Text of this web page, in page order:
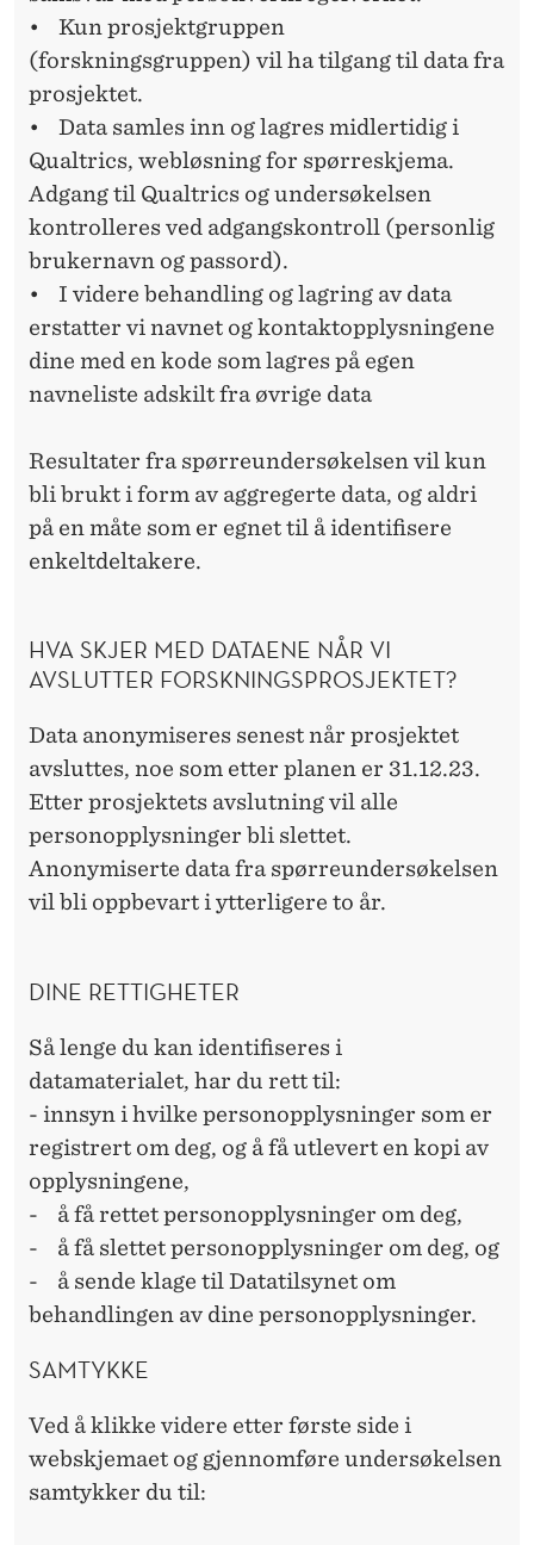
• Kun prosjektgruppen
(forskningsgruppen) vil ha tilgang til data fra
prosjektet.
• Data samles inn og lagres midlertidig i
Qualtrics, webløsning for spørreskjema.
Adgang til Qualtrics og undersøkelsen
kontrolleres ved adgangskontroll (personlig
brukernavn og passord).
• I videre behandling og lagring av data
erstatter vi navnet og kontaktopplysningene
dine med en kode som lagres på egen
navneliste adskilt fra øvrige data
Resultater fra spørreundersøkelsen vil kun
bli brukt i form av aggregerte data, og aldri
på en måte som er egnet til å identifisere
enkeltdeltakere.
HVA SKJER MED DATAENE NÅR VI
AVSLUTTER FORSKNINGSPROSJEKTET?
Data anonymiseres senest når prosjektet
avsluttes, noe som etter planen er 31.12.23.
Etter prosjektets avslutning vil alle
personopplysninger bli slettet.
Anonymiserte data fra spørreundersøkelsen
vil bli oppbevart i ytterligere to år.
DINE RETTIGHETER
Så lenge du kan identifiseres i
datamaterialet, har du rett til:
- innsyn i hvilke personopplysninger som er
registrert om deg, og å få utlevert en kopi av
opplysningene,
- å få rettet personopplysninger om deg,
- å få slettet personopplysninger om deg, og
- å sende klage til Datatilsynet om
behandlingen av dine personopplysninger.
SAMTYKKE
Ved å klikke videre etter første side i
webskjemaet og gjennomføre undersøkelsen
samtykker du til: